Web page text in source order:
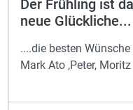
Der Frühling ist
neue Glückliche...
....die besten
Mark Ato ,Peter,